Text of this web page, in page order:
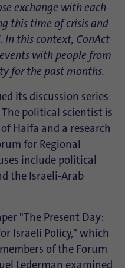
exchange with each
this time of crisis and
In this context, ConAct
with people from
for the past months.
its discussion series
political scientist is
Haifa and a research
for Regional
include political
the Israeli-Arab
"The Present Day:
Israeli Policy," which
of the Forum
Lederman examined